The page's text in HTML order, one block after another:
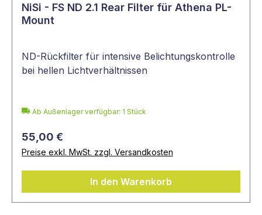
NiSi - FS ND 2.1 Rear Filter für Athena PL-
Mount
ND-Rückfilter für intensive Belichtungskontrolle
bei hellen Lichtverhältnissen
Ab Außenlager verfügbar: 1 Stück
55,00 €
Preise exkl. MwSt. zzgl. Versandkosten
In den Warenkorb